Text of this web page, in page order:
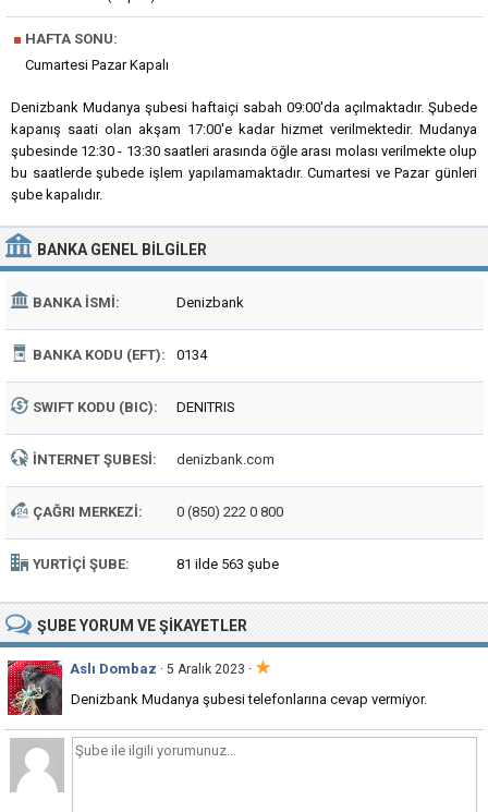
■ HAFTA SONU:
Cumartesi Pazar Kapalı
Denizbank Mudanya şubesi haftaiçi sabah 09:00'da açılmaktadır. Şubede
kapanış saati olan akşam 17:00'e kadar hizmet verilmektedir. Mudanya
şubesinde 12:30 - 13:30 saatleri arasında öğle arası molası verilmekte olup
bu saatlerde şubede işlem yapılamamaktadır. Cumartesi ve Pazar günleri
şube kapalıdır.
BANKA GENEL BILGILER
BANKA İSMI: Denizbank
BANKA KODU (EFT): 0134
SWIFT KODU (BIC): DENITRIS
İNTERNET ŞUBESI: denizbank.com
ÇAĞRI MERKEZI: 0 (850) 222 0 800
YURTIÇI ŞUBE: 81 ilde 563 şube
ŞUBEYORUM VE ŞIKAYETLER
Aslı Dombaz · 5 Aralık 2023 · ★
Denizbank Mudanya şubesi telefonlarına cevap vermiyor.